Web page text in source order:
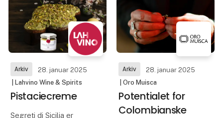
flere serier, inspirer
– en ny serie af
alkoholfrie drikke, der
bringer den autentiske
smag af Italien direkte til
Med Zanin's
Arkiv
28. januar 2025
| Lahvino Wine & Spirits
Pistaciecreme
Segreti di Sicilia er
Arkiv
28. januar 2025
| Oro Muisca
Potentialet for
Colombianske